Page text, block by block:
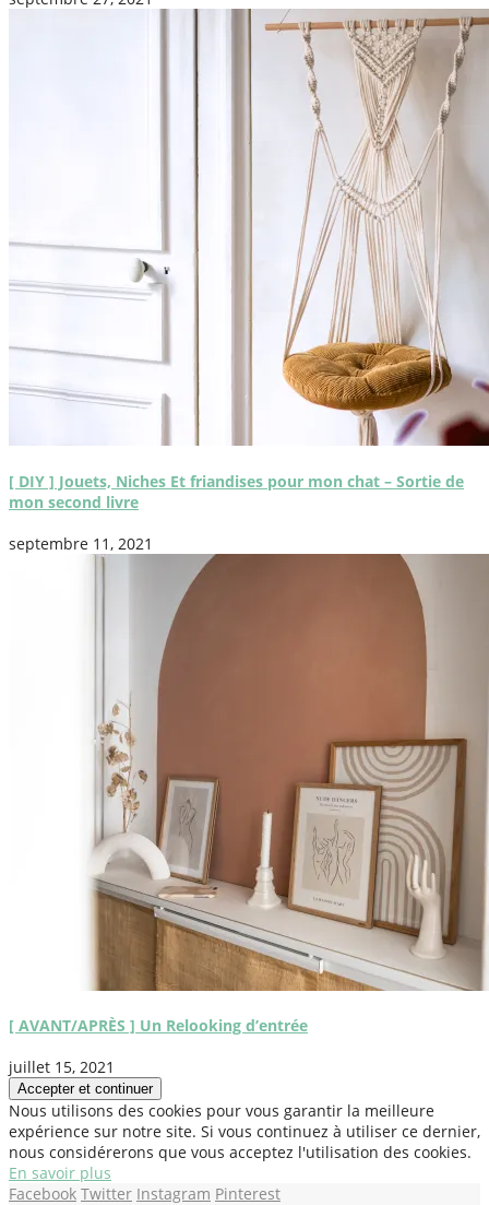
[ DIY ] Jouets, Niches Et friandises pour mon chat – Sortie de
mon second livre
septembre 11, 2021
[ AVANT/APRÈS ] Un Relooking d’entrée
juillet 15, 2021
Nous utilisons des cookies pour vous garantir la meilleure
expérience sur notre site. Si vous continuez à utiliser ce dernier,
nous considérerons que vous acceptez l'utilisation des cookies.
En savoir plus
Facebook Twitter Instagram Pinterest